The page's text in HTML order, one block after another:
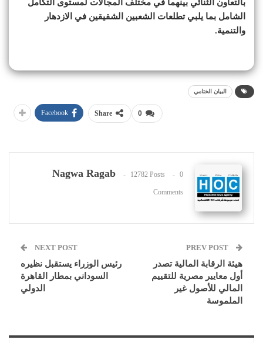
بالتعاون الثنائي بينهما في مختلف المجالات لمستوى التكامل
الشامل بما يلبي تطلعات الشعبين الشقيقين في الازدهار
والتنمية.
البيان الختامي
0
Share
Facebook
Nagwa Ragab 12782 Posts 0
Comments
هيئة الرقابة المالية تصدر
أول معايير مصرية للتقييم
المالي للأصول غير
الملموسة
NEXT POST
رئيس الوزراء يستقبل نظيره
السوداني بمطار القاهرة
الدولي